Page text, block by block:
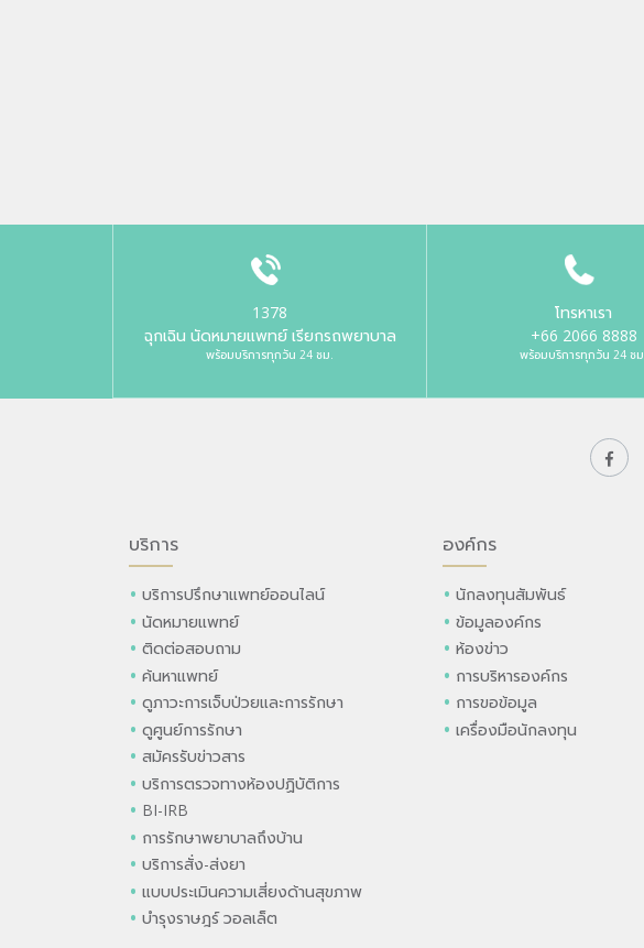
1378
ฉุกเฉิน นัดหมายแพทย์ เรียกรถพยาบาล
พร้อมบริการทุกวัน 24 ชม.
โทรหาเรา
+66 2066 8888
พร้อมบริการทุกวัน 24 ชม.
บริการ
บริการปรึกษาแพทย์ออนไลน์
นัดหมายแพทย์
ติดต่อสอบถาม
ค้นหาแพทย์
ดูภาวะการเจ็บป่วยและการรักษา
ดูศูนย์การรักษา
สมัครรับข่าวสาร
บริการตรวจทางห้องปฏิบัติการ
BI-IRB
การรักษาพยาบาลถึงบ้าน
บริการสั่ง-ส่งยา
แบบประเมินความเสี่ยงด้านสุขภาพ
บำรุงราษฎร์ วอลเล็ต
องค์กร
นักลงทุนสัมพันธ์
ข้อมูลองค์กร
ห้องข่าว
การบริหารองค์กร
การขอข้อมูล
เครื่องมือนักลงทุน